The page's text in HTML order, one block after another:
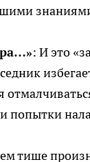
: И это
попытки
тише